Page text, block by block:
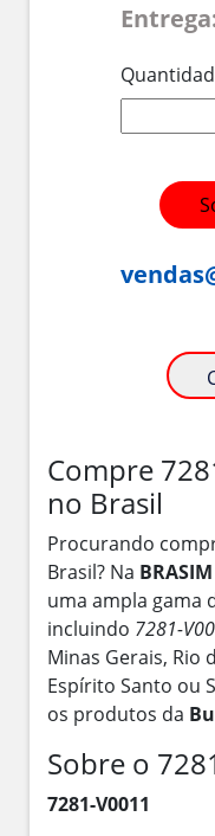
Compre
no Brasil
Procurando
Brasil? Na
uma ampla gama
incluindo 7281-
Minas Gerais, Rio
Espírito Santo ou
os produtos da
Sobre o
7281-V0011